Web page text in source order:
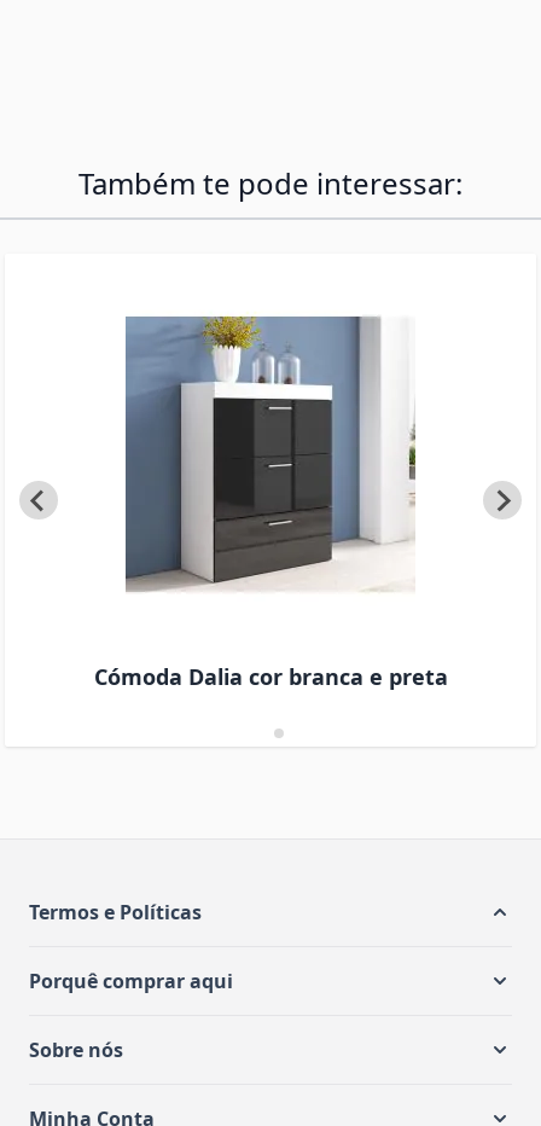
Também te pode interessar:
Cómoda Dalia cor branca e preta
Termos e Políticas
Porquê comprar aqui
Sobre nós
Minha Conta